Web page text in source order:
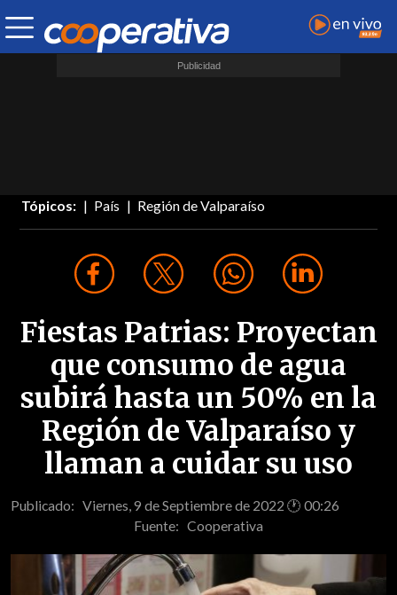
Tópicos: País Región de Valparaíso
Fiestas Patrias: Proyectan
que consumo de agua
subirá hasta un 50% en la
Región de Valparaíso y
llaman a cuidar su uso
Publicado: Viernes, 9 de Septiembre de 2022 🕐 00:26
Fuente: Cooperativa